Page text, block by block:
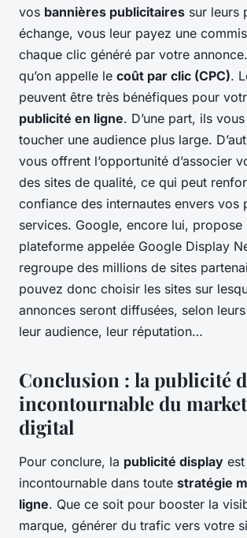
vos bannières publicitaires sur leurs
échange, vous leur payez une
chaque clic généré par votre annonce.
qu’on appelle le coût par clic (CPC).
peuvent être très bénéfiques pour
publicité en ligne. D’une part, ils
toucher une audience plus large.
vous offrent l’opportunité d’associer
des sites de qualité, ce qui peut
confiance des internautes envers vos
services. Google, encore lui, propose
plateforme appelée Google Display
regroupe des millions de sites
pouvez donc choisir les sites sur
annonces seront diffusées, selon
leur audience, leur réputation…
Conclusion : la publicité
incontournable du
digital
Pour conclure, la publicité display
incontournable dans toute stratégie
ligne. Que ce soit pour booster la
marque, générer du trafic vers votre